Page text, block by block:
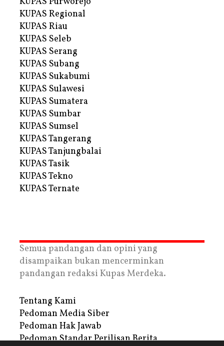
KUPAS Regional
KUPAS Riau
KUPAS Seleb
KUPAS Serang
KUPAS Subang
KUPAS Sukabumi
KUPAS Sulawesi
KUPAS Sumatera
KUPAS Sumbar
KUPAS Sumsel
KUPAS Tangerang
KUPAS Tanjungbalai
KUPAS Tasik
KUPAS Tekno
KUPAS Ternate
Semua pandangan dan opini yang
disampaikan bukan mencerminkan
pandangan redaksi Kupas Merdeka.
Tentang Kami
Pedoman Media Siber
Pedoman Hak Jawab
Pedoman Standar Perilisan Berita